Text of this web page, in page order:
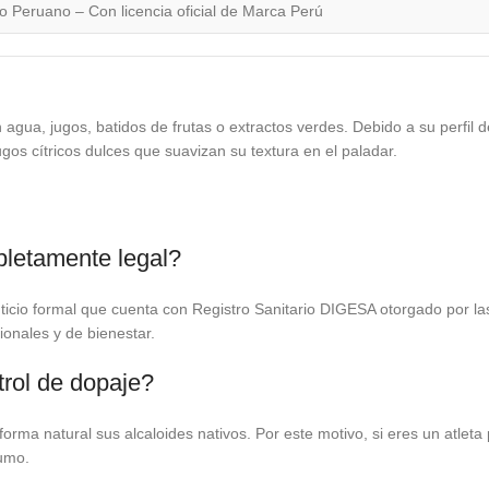
Peruano – Con licencia oficial de Marca Perú
jugos, batidos de frutas o extractos verdes. Debido a su perfil
cítricos dulces que suavizan su textura en el paladar.
legal?
formal que cuenta con Registro Sanitario DIGESA otorgado por
y de bienestar.
de dopaje?
natural sus alcaloides nativos. Por este motivo, si eres un